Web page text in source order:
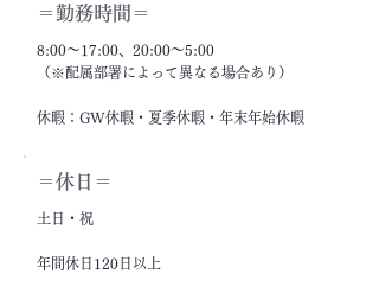
＝勤務時間＝
8:00～17:00、20:00～5:00
（※配属部署によって異なる場合あり）
休暇：GW休暇・夏季休暇・年末年始休暇
＝休日＝
土日・祝
年間休日120日以上